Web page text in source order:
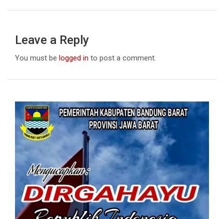
Leave a Reply
You must be logged in to post a comment.